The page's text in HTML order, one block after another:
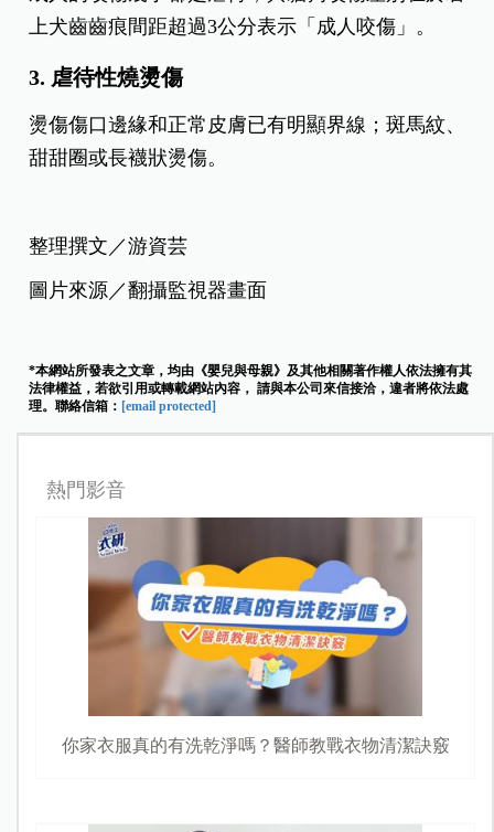
上犬齒齒痕間距超過3公分表示「成人咬傷」。
3. 虐待性燒燙傷
燙傷傷口邊緣和正常皮膚已有明顯界線；斑馬紋、
甜甜圈或長襪狀燙傷。
整理撰文／游資芸
圖片來源／翻攝監視器畫面
*本網站所發表之文章，均由《嬰兒與母親》及其他相關著作權人依法擁有其
法律權益，若欲引用或轉載網站內容， 請與本公司來信接洽，違者將依法處
理。聯絡信箱： [email protected]
熱門影音
你家衣服真的有洗乾淨嗎？醫師教戰衣物清潔訣竅